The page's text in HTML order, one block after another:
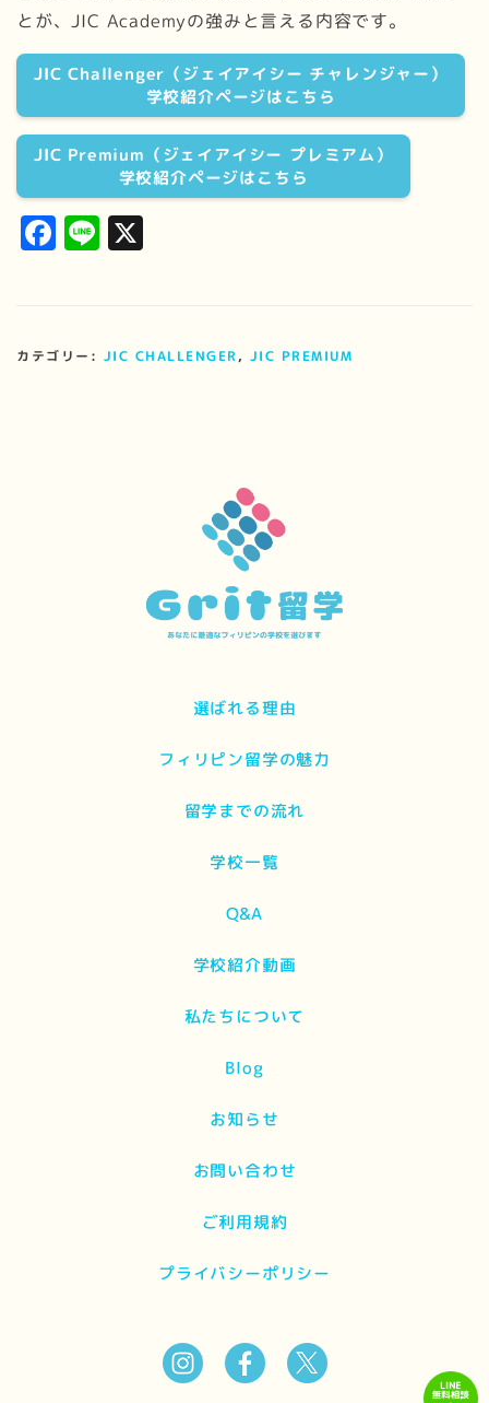
とが、JIC Academyの強みと言える内容です。
JIC Challenger（ジェイアイシー チャレンジャー）
学校紹介ページはこちら
JIC Premium（ジェイアイシー プレミアム）
学校紹介ページはこちら
Facebook
Line
カテゴリー: JIC CHALLENGER , JIC PREMIUM
選ばれる理由
フィリピン留学の魅力
留学までの流れ
学校一覧
Q&A
学校紹介動画
私たちについて
Blog
お知らせ
お問い合わせ
ご利用規約
プライバシーポリシー